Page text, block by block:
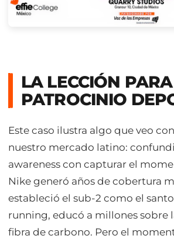
LA LECCIÓN
PATROCINIO
Este caso ilustra algo que veo
nuestro mercado latino:
awareness con capturar el
Nike generó años de cobertura
estableció el sub-2 como el
running, educó a millones sobre
fibra de carbono. Pero el